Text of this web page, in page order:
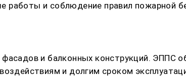
работы и соблюдение правил пожарной
и балконных конструкций. ЭППС
и долгим сроком